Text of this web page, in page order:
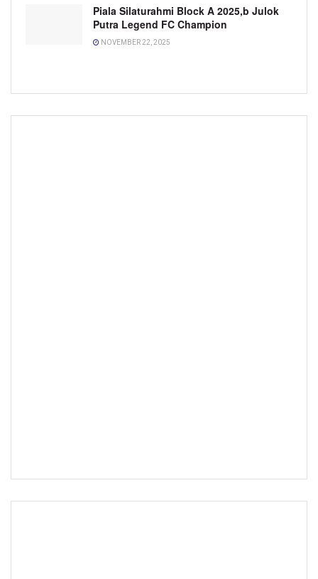
Piala Silaturahmi Block A 2025,b Julok
Putra Legend FC Champion
NOVEMBER 22, 2025